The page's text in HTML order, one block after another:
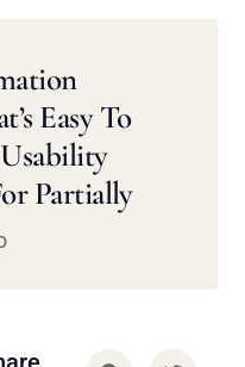
Easy To
Partially